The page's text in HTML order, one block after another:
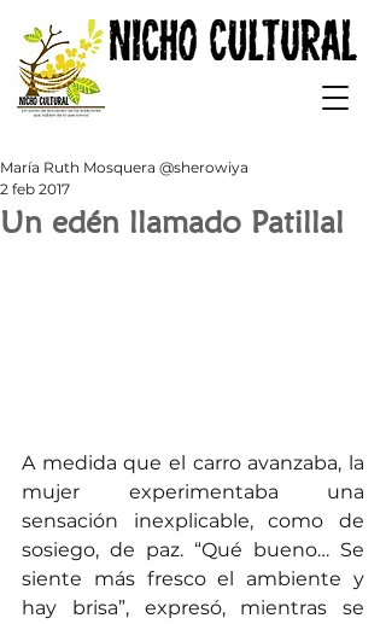
Un edén llamado Patillal
María Ruth Mosquera @sherowiya
2 feb 2017
A medida que el carro avanzaba, la
mujer experimentaba una
sensación inexplicable, como de
sosiego, de paz. “Qué bueno… Se
siente más fresco el ambiente y
hay brisa”, expresó, mientras se